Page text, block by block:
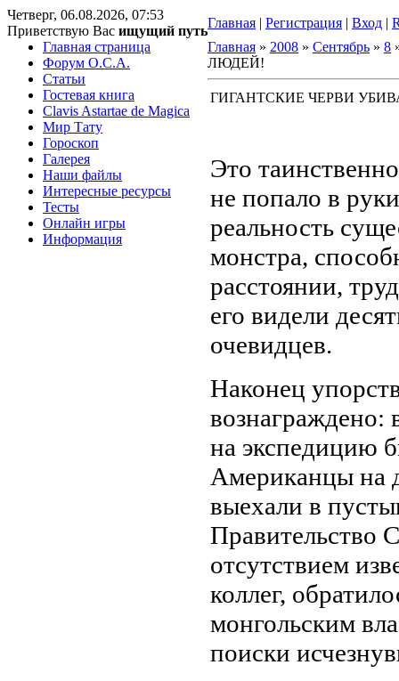
Четверг, 06.08.2026, 07:53
Приветствую Вас ищущий путь
Главная | Регистрация | Вход |
Главная страница
Форум O.C.A.
Статьи
Гостевая книга
Clavis Astartae de Magica
Мир Тату
Гороскоп
Галерея
Наши файлы
Интересные ресурсы
Тесты
Онлайн игры
Информация
Главная » 2008 » Сентябрь » 8
ЛЮДЕЙ!
ГИГАНТСКИЕ ЧЕРВИ
Это
не попало в
реальность
монстра,
расстоянии,
его видели
очевидцев.
Наконец
вознаграждено:
на экспедицию
Американцы на
выехали в
Правительство
отсутствием
коллег,
монгольским
поиски